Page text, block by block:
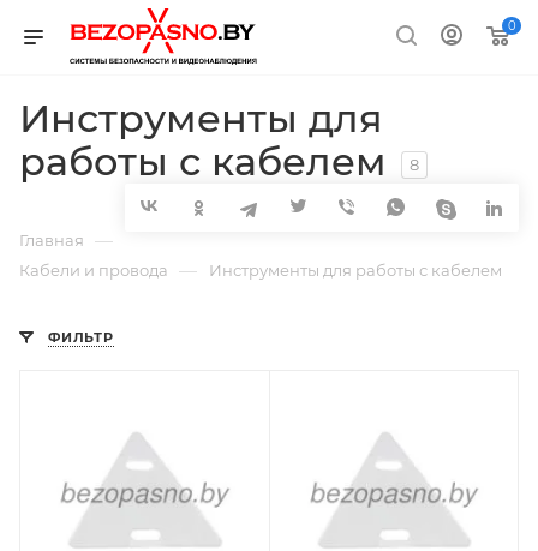
0
Инструменты для
работы с кабелем
8
Главная —
Кабели и провода — Инструменты для работы с кабелем
ФИЛЬТР